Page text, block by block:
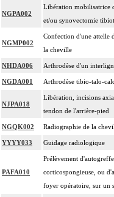
NGPA002
Libération mobilisatrice
et/ou synovectomie
NGMP002
Confection d'une attelle
la cheville
NHDA006 Arthrodèse d'un
NGDA001 Arthrodèse tibio-talo-
NJPA018
Libération, incisions
tendon de l'arrière-pied
NGQK002 Radiographie de la
YYYY033 Guidage radiologique
PAFA010
Prélèvement
corticospongieuse, ou
foyer opératoire, sur un